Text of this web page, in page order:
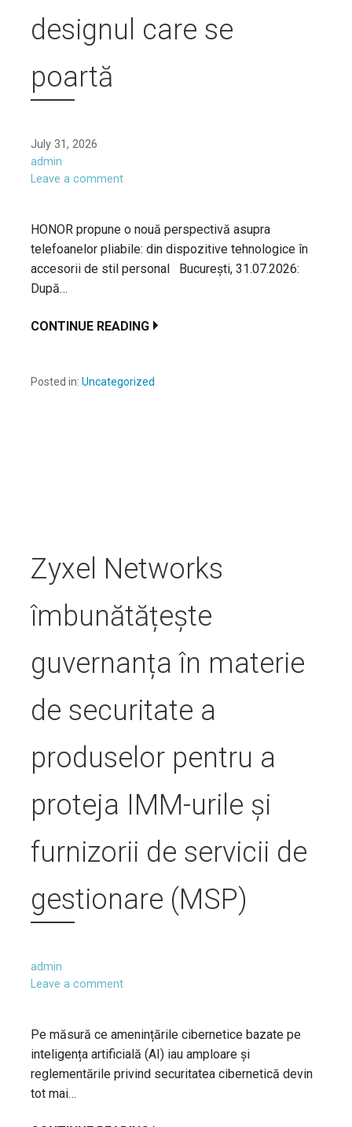
designul care se
poartă
July 31, 2026
admin
Leave a comment
HONOR propune o nouă perspectivă asupra
telefoanelor pliabile: din dispozitive tehnologice în
accesorii de stil personal București, 31.07.2026:
După…
CONTINUE READING
Posted in: Uncategorized
Zyxel Networks
îmbunătățește
guvernanța în materie
de securitate a
produselor pentru a
proteja IMM-urile și
furnizorii de servicii de
gestionare (MSP)
admin
Leave a comment
Pe măsură ce amenințările cibernetice bazate pe
inteligența artificială (AI) iau amploare și
reglementările privind securitatea cibernetică devin
tot mai…